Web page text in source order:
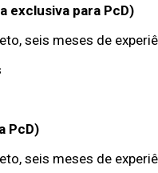
exclusiva para PcD)
seis meses de
PcD)
seis meses de